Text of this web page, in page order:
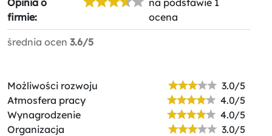
firmie:
ocena
średnia ocen 3.6/5
Możliwości rozwoju
3.0/5
Atmosfera pracy
4.0/5
Wynagrodzenie
4.0/5
Organizacja
3.0/5